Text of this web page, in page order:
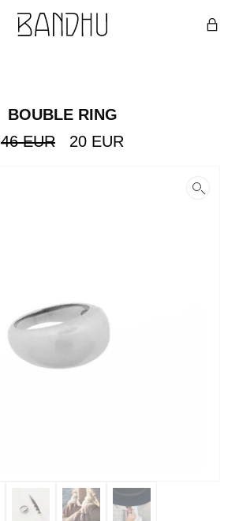
BOUBLE RING
46EUR
Original
20 EUR